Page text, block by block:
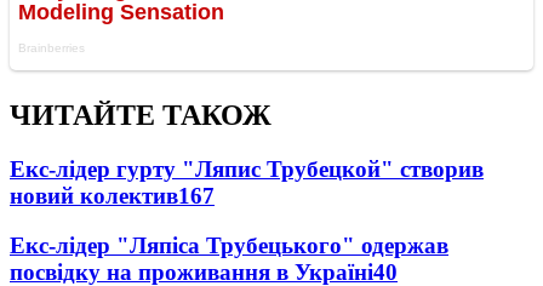
ЧИТАЙТЕ ТАКОЖ
Екс-лідер гурту "Ляпис Трубецкой" створив
новий колектив167
Екс-лідер "Ляпіса Трубецького" одержав
посвідку на проживання в Україні40